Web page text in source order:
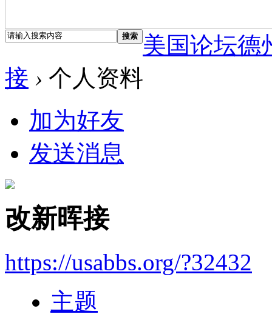
搜索
美国论坛德
接 › 个人资料
加为好友
发送消息
改新晖接
https://usabbs.org/?32432
主题